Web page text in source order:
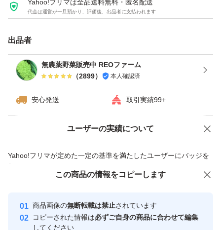
カリフラワー
ほうれん草
ケール
大根(1/2)
インゲン豆
Yahoo!フリマは全品送料無料・匿名配送
代金は運営が一旦預かり、評価後、出品者に支払われます
出品者
無農薬野菜販売中 REOファーム
（2899） 本人確認済
安心発送 取引実績99+
ユーザーの実績について
Yahoo!フリマが定めた一定の基準を満たしたユーザーにバッジを
付与しています
安心取引出品者
心・安全なユーザーです
取引実績
価格の相談 商品への質問
この商品の情報をコピーします
商品画像の無断転載は禁止されています
コピーされた情報は必ずご自身の商品に合わせて編集
してください
この商品をみている人にオススメ